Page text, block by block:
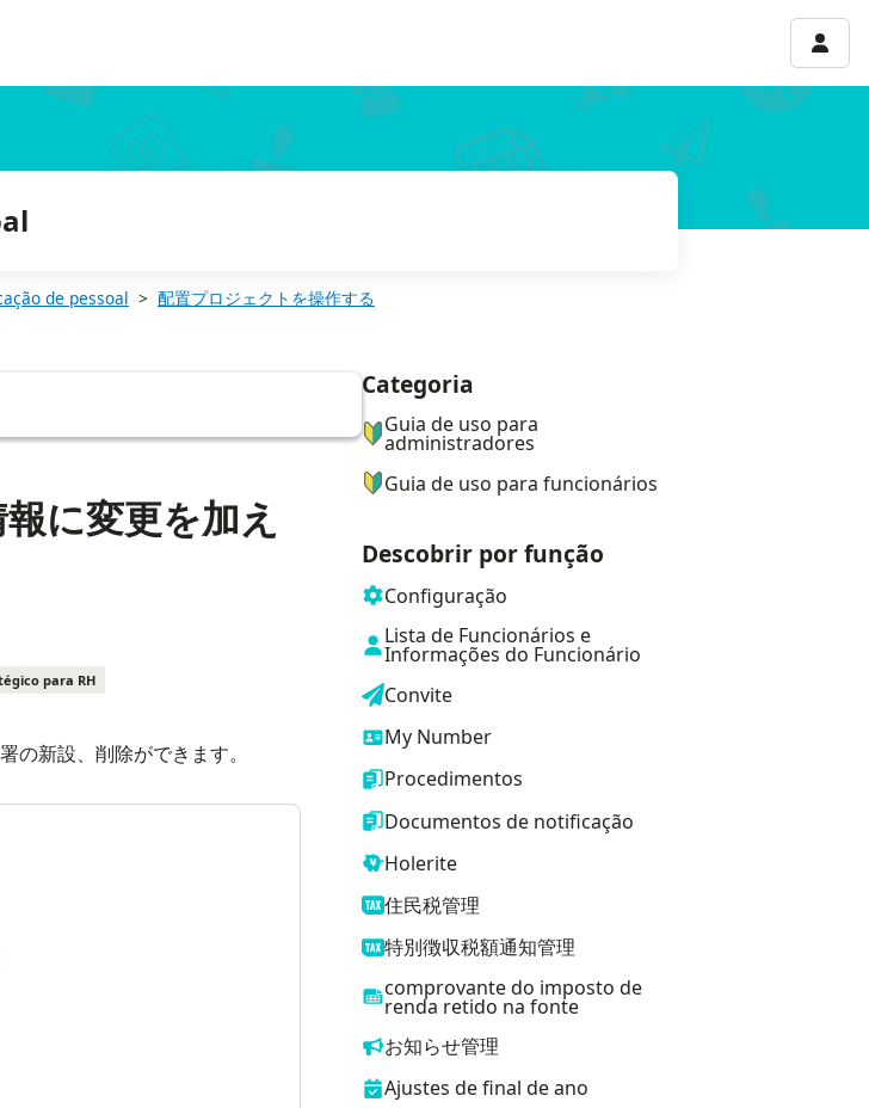
de pessoal 配置プロジェクトを操作する
に変更を加え
para RH
の新設、削除ができます。
ナビゲーションメニュー
Categoria
Guia de uso para
administradores
Guia de uso para funcionários
Descobrir por função
Configuração
Lista de Funcionários e
Informações do Funcionário
Convite
My Number
Procedimentos
Documentos de notificação
Holerite
住民税管理
特別徴収税額通知管理
comprovante do imposto de
renda retido na fonte
お知らせ管理
Ajustes de final de ano